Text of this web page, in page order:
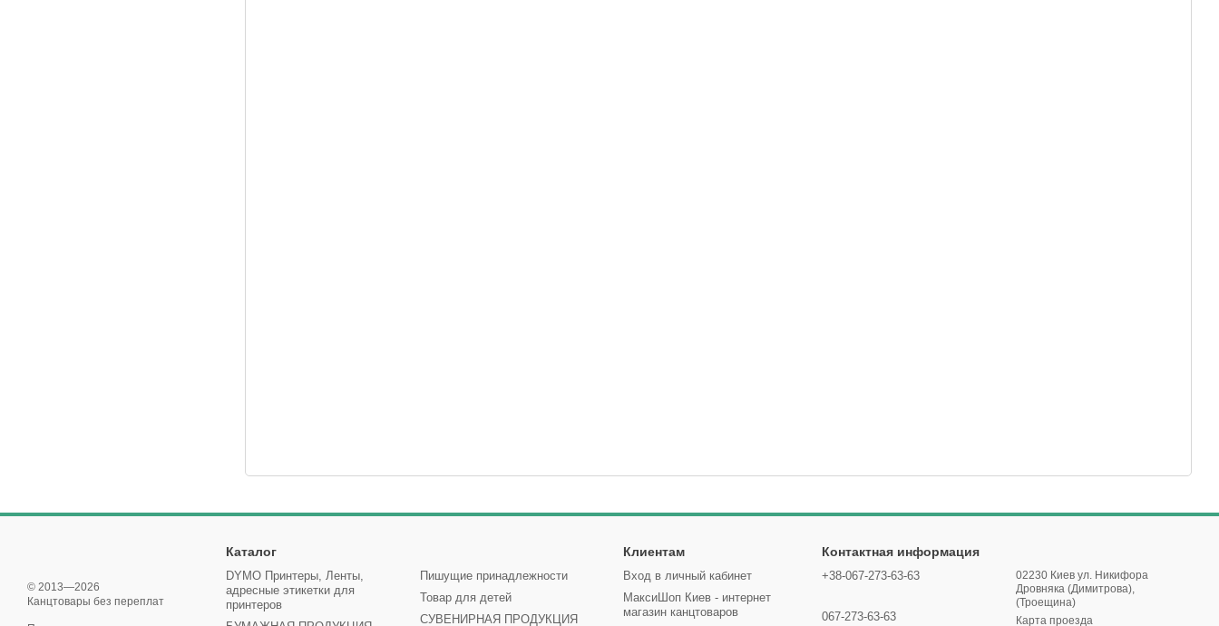
© 2013—2026
Канцтовары без переплат‎
Каталог
DYMO Принтеры, Ленты,
адресные этикетки для
принтеров
Пишущие принадлежности
Товар для детей
СУВЕНИРНАЯ ПРОДУКЦИЯ
Клиентам
Вход в личный кабинет
МаксиШоп Киев - интернет
магазин канцтоваров
Контактная информация
+38-067-273-63-63
067-273-63-63
02230 Киев ул. Никифора
Дровняка (Димитрова),
(Троещина)
Карта проезда